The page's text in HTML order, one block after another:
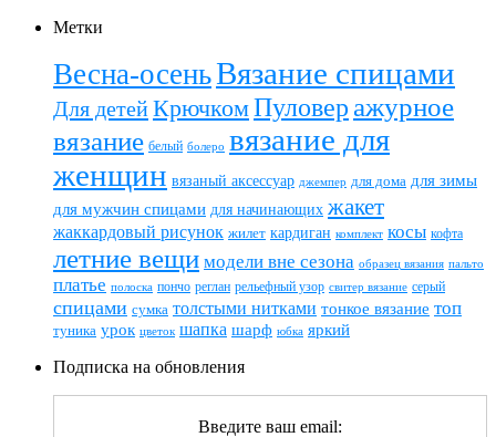
Метки
Весна-осеньВязание спицами
Для детейКрючкомПуловер ажурное
вязание белый болеро вязание для
женщин вязаный аксессуар джемпер для дома для зимы
для мужчин спицами для начинающих жакет
жаккардовый рисунок жилет кардиган комплект косы кофта
летние вещи модели вне сезона образец вязания пальто
платье полоска пончо реглан рельефный узор свитер вязание серый
спицами сумка толстыми нитками тонкое вязание топ
туника урок цветок шапка шарф юбка яркий
Подписка на обновления
Введите ваш email: